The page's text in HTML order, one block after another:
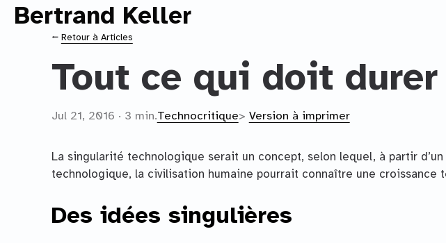
Contenu principal
Bertrand Keller
⭠ Retour à Articles
Tout ce qui doit
Jul 21, 2016 · 3 min.Technocritique> Version à imprimer
La singularité technologique serait un concept, selon lequel, à partir
technologique, la civilisation humaine pourrait connaître une croissance
Des idées singulières